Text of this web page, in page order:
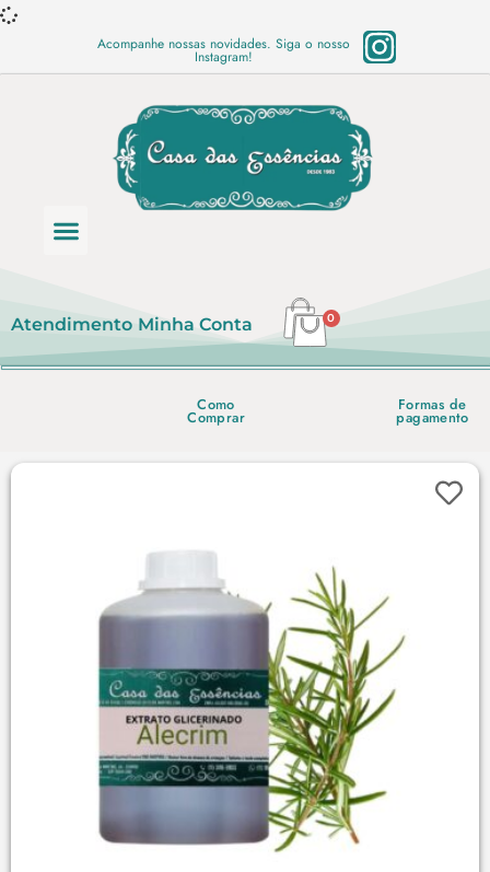
Acompanhe nossas novidades. Siga o nosso
Instagram!
Atendimento Minha Conta 0
Como
Comprar
Formas de
pagamento